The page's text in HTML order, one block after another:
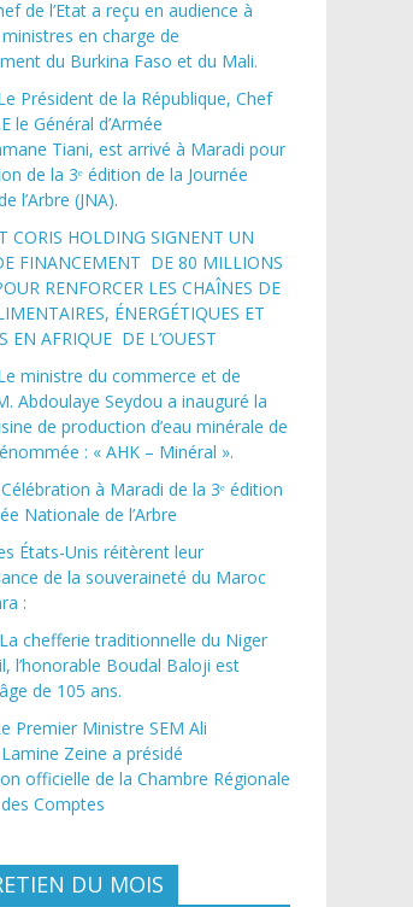
de l’Etat a reçu en audience à
en charge de
du Burkina Faso et du Mali.
Président de la République, Chef
le Général d’Armée
Tiani, est arrivé à Maradi pour
de la 3ᵉ édition de la Journée
l’Arbre (JNA).
CORIS HOLDING SIGNENT UN
FINANCEMENT DE 80 MILLIONS
RENFORCER LES CHAÎNES DE
ÉNERGÉTIQUES ET
EN AFRIQUE DE L’OUEST
ministre du commerce et de
Abdoulaye Seydou a inauguré la
de production d’eau minérale de
: « AHK – Minéral ».
à Maradi de la 3ᵉ édition
Nationale de l’Arbre
États-Unis réitèrent leur
de la souveraineté du Maroc
:
La chefferie traditionnelle du Niger
l’honorable Boudal Baloji est
de 105 ans.
Premier Ministre SEM Ali
Zeine a présidé
officielle de la Chambre Régionale
Comptes
DU MOIS